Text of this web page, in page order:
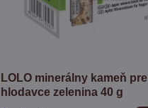
LOLO minerálny kameň pre
hlodavce zelenina 40 g